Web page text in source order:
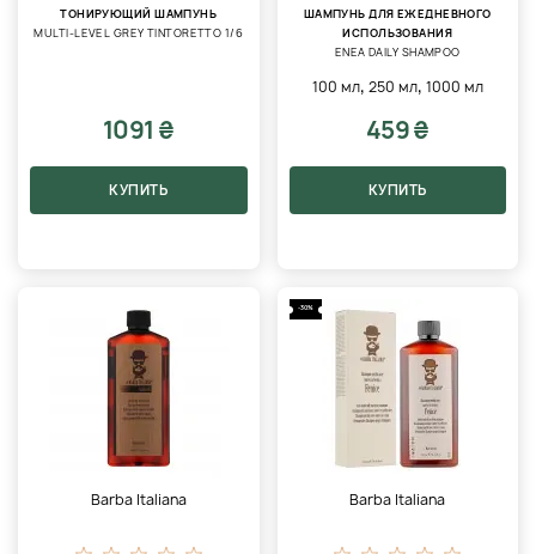
ТОНИРУЮЩИЙ ШАМПУНЬ
MULTI-LEVEL GREY TINTORETTO 1/6
1091 ₴
КУПИТЬ
ШАМПУНЬ ДЛЯ ЕЖЕДНЕВНОГО
ИСПОЛЬЗОВАНИЯ
ENEA DAILY SHAMPOO
100 мл, 250 мл, 1000 мл
459 ₴
КУПИТЬ
Barba Italiana
-30%
Barba Italiana